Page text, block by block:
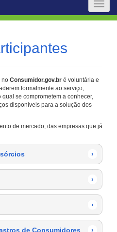
Toggle
no Consumidor.gov.br é voluntária e
formalmente ao serviço,
se comprometem a conhecer,
disponíveis para a solução dos
de mercado, das empresas que já
›
›
›
de Consumidores ›